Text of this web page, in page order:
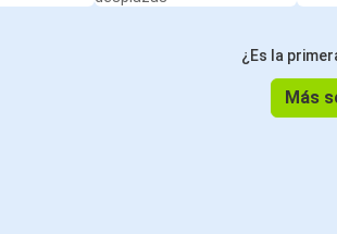
¿Es la
Más